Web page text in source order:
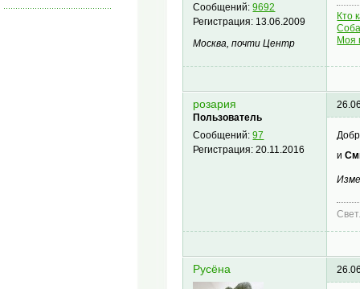
Сообщений:9692
Регистрация: 13.06.2009
Москва, почти Центр
Кто
Моя
розария
Пользователь
Сообщений:97
Регистрация:20.11.2016
и
Русёна